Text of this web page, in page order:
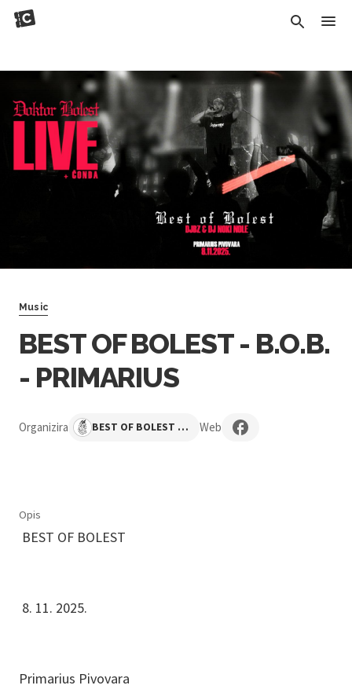
Music
BEST OF BOLEST - B.O.B.
- PRIMARIUS
Organizira BEST OF BOLEST - B.O.B Web
Opis
BEST OF BOLEST
8. 11. 2025.
Primarius Pivovara